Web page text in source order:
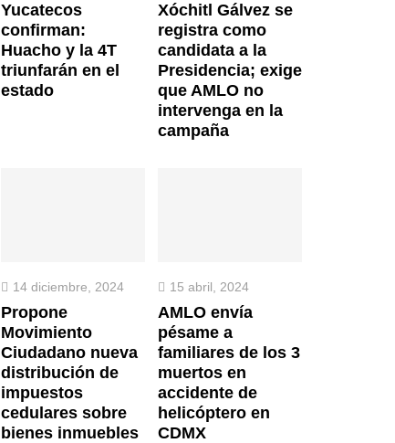
Yucatecos
confirman:
Huacho y la 4T
triunfarán en el
estado
Xóchitl Gálvez se
registra como
candidata a la
Presidencia; exige
que AMLO no
intervenga en la
campaña
14 diciembre, 2024
Propone
Movimiento
Ciudadano nueva
distribución de
impuestos
cedulares sobre
bienes inmuebles
15 abril, 2024
AMLO envía
pésame a
familiares de los 3
muertos en
accidente de
helicóptero en
CDMX